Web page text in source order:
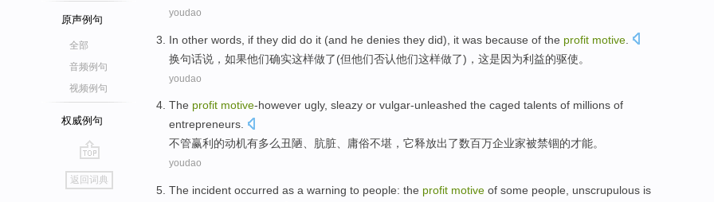
原声例句
全部
音频例句
视频例句
权威例句
go
top
返回词典
youdao
In other words if they did do it (and he denies they did), it was because of the profit motive
换句话说， 如果他们确实这样做了(但他们否认他们这样做了)， 这是因为利益的驱使。
youdao
The profit motive-however ugly, sleazy or vulgar-unleashed the caged talents of millions of
entrepreneurs.
不管赢利 的动机有多么丑陋、 肮脏、庸俗不堪，它释放出了数百万企业家被禁锢的才能。
youdao
The incident occurred as a warning to people: the profit motive of some people unscrupulous is